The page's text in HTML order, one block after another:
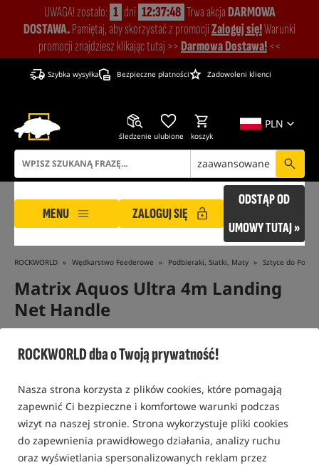
ROCKWORLD dba o Twoją prywatność!
Nasza strona korzysta z plików cookies, które pomagają
zapewnić Ci bezpieczne i komfortowe warunki podczas
wizyt na naszej stronie. Strona wykorzystuje pliki cookies
do zapewnienia prawidłowego działania, analizy ruchu
oraz wyświetlania spersonalizowanych reklam przez
UWAGA! zostało: 1 dni 12:37:47 Trwa akcjaDARMOWA
DOSTAWA.Pamiętaj, aby skorzystać z promocjiZaloguj się!Warunki
promocji znajdziesz klikając tutaj >>Darmowa Dostawa! <<
Szybka wysyłka Bezpieczne płatności Zadowoleni klienci
PLN
śledzenie ulubione koszyk
zaawansowane
MENU ZALOGUJ SIĘ
ODSTĄP OD
UMOWY TUTAJ »
ROCKWORLD Wędkarstwo Feederowe Podbieraki, Siatki, Maty Sztyce do
Matrix Aquos Ultra 4m Landing
Net Handle
Sztyca do podbieraka o długości 4m /Matrix
0,0
Promocja Bestseller!